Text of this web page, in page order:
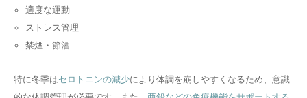
適度な運動
ストレス管理
禁煙・節酒
特に冬季はセロトニンの減少により体調を崩しやすくなるため、意識